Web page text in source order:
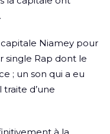
capitale Niamey pour
single Rap dont le
; un son qui a eu
d’une